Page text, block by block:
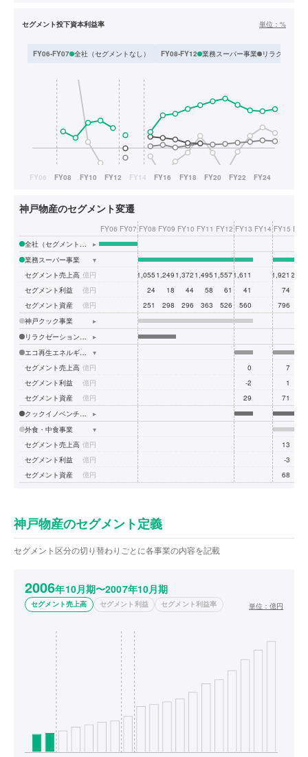
セグメント投下資本利益率 単位： %
FY06-FY07 全社（セグメントなし） FY08-FY12 業務スーパー事業 リラクゼーシ
神戸物産のセグメント変遷
FY06 FY07 FY08 FY09 FY10 FY11 FY12 FY13 FY14 FY15
▸
業務スーパー事業
▾
セグメント売上高 億円 1,055 1,249 1,372 1,495 1,5571,611 1,921
セグメント利益
億円 24 18 44 58 61 41 74
セグメント資産
億円 251 298 296 363 526 560 796
神戸クック事業
▸
▸
▾
セグメント売上高 億円 0 7
セグメント利益
億円 -2 1
セグメント資産
億円 29 71
▸
外食・中食事業
▾
セグメント売上高 億円 13
セグメント利益
億円 -3
セグメント資産
億円 68
神戸物産のセグメント定義
セグメント区分の切り替わりごとに各事業の内容を記載
2006年10月期〜2007年10月期
セグメント売上高 セグメント利益 セグメント利益率 単位： 億円